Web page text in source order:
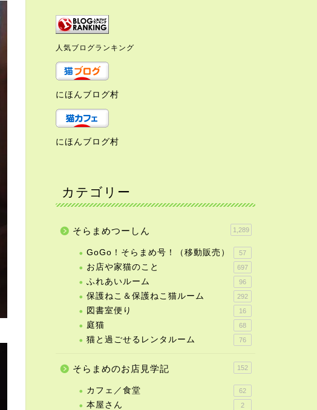
人気ブログランキング
にほんブログ村
にほんブログ村
カテゴリー
そらまめつーしん 1,289
GoGo！そらまめ号！（移動販売） 57
お店や家猫のこと 697
ふれあいルーム 96
保護ねこ＆保護ねこ猫ルーム 292
図書室便り 16
庭猫 68
猫と過ごせるレンタルーム 76
そらまめのお店見学記 152
カフェ／食堂 62
本屋さん 2